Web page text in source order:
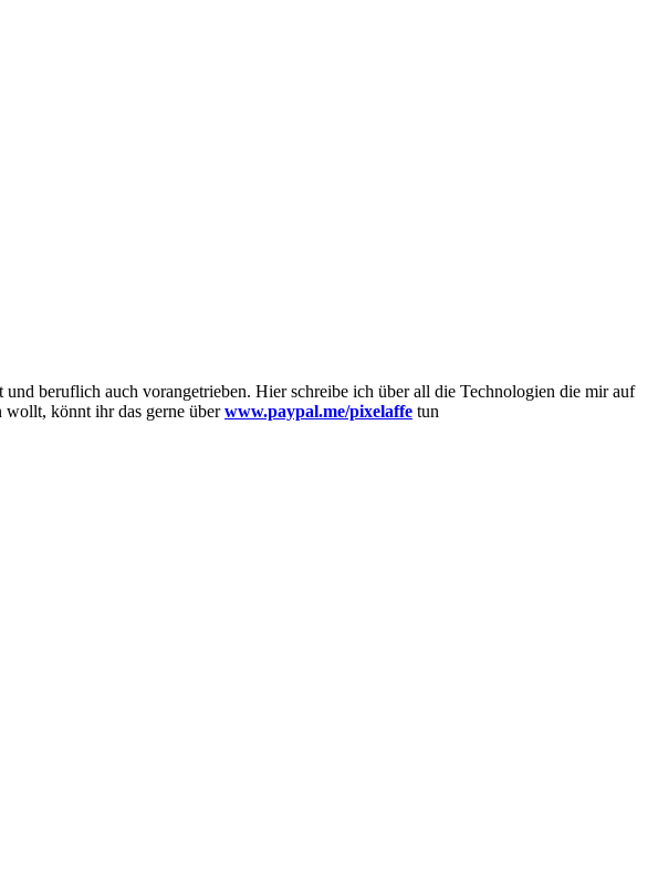
beruflich auch vorangetrieben. Hier schreibe ich über all die Technologien die mir auf
wollt, könnt ihr das gerne überwww.paypal.me/pixelaffe tun